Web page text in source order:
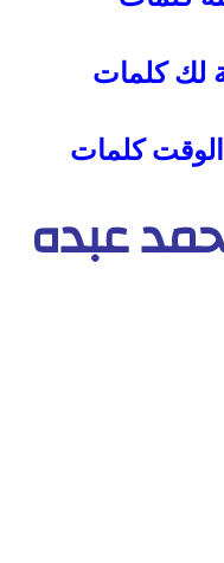
لك كلمات
كلمات
عبده